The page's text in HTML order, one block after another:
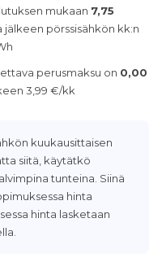
mukaan 7,75
jälkeen pörssisähkön kk:n
perusmaksu on 0,00
3,99 €/kk
kuukausittaisen
siitä, käytätkö
tunteina. Siinä
hinta
hinta lasketaan